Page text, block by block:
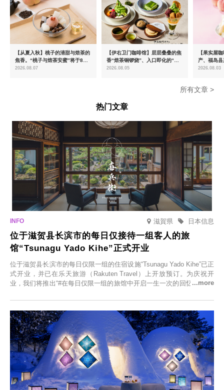
【从夏入秋】桃子的清甜与焙茶的
焦香。“桃子与焙茶安蜜”将于8月
中旬起限时发售
2026.08.07
【伊右卫门咖啡馆】层层叠叠的焦
香“焙茶铜锣烧”、入口即化的“宇
治抹茶提拉米苏”全新登场
2026.08.05
【果实屋
产、福岛
2026.08.03
所有文章 >
热门文章
滋賀県 日本信息
位于滋贺县长滨市的每日仅接待一组客人的旅
馆“Tsunagu Yado Kihe”正式开业
位于滋贺县长滨市的每日仅限一组的住宿设施“Tsunagu Yado Kihe”已正
式开业，并已在乐天旅游（Rakuten Travel）上开放预订。为庆祝开
业，我们将推出“#在每日仅限一组的旅馆中开启一生一次的回忆之旅”活
在此与重要之人共度一段难忘的特别时光。